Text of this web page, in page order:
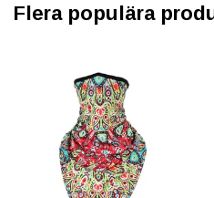
Flera populära